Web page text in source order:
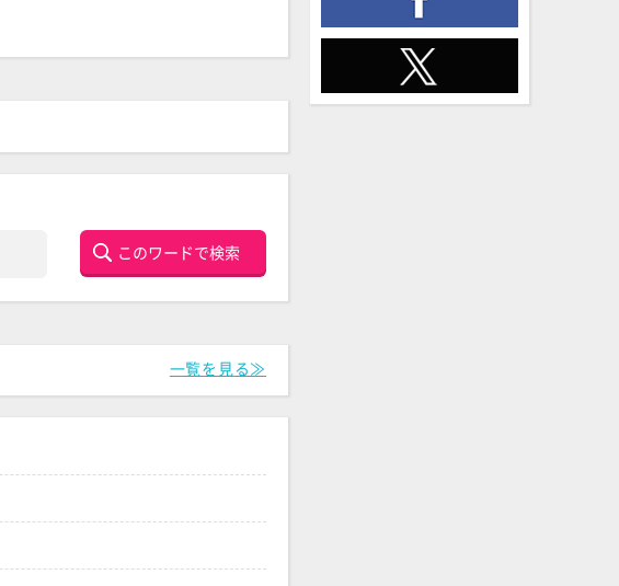
このワードで検索
一覧を見る≫